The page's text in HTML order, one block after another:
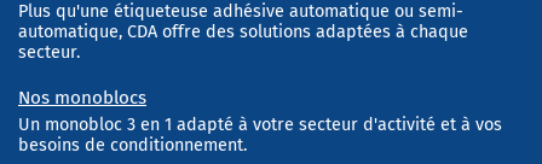
Plus qu'une étiqueteuse adhésive automatique ou semi-
automatique, CDA offre des solutions adaptées à chaque
secteur.
Nos monoblocs
Un monobloc 3 en 1 adapté à votre secteur d'activité et à vos
besoins de conditionnement.